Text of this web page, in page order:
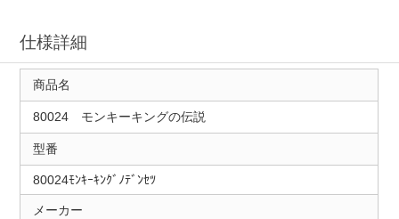
仕様詳細
商品名
80024 モンキーキングの伝説
型番
80024ﾓﾝｷｰｷﾝｸﾞﾉﾃﾞﾝｾﾂ
メーカー